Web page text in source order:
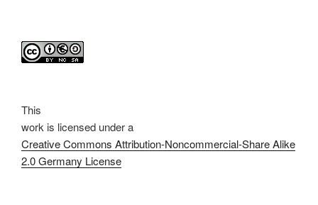
This
work is licensed under a
Creative Commons Attribution-Noncommercial-Share Alike
2.0 Germany License